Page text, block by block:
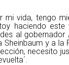
mi vida, tengo
haciendo este
al gobernador
Sheinbaum y a la
necesito